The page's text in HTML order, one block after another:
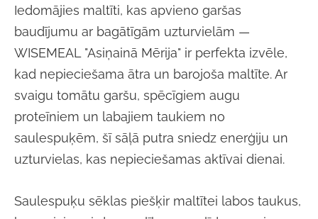
Iedomājies maltīti, kas apvieno garšas
baudījumu ar bagātīgām uzturvielām —
WISEMEAL "Asiņainā Mērija" ir perfekta izvēle,
kad nepieciešama ātra un barojoša maltīte. Ar
svaigu tomātu garšu, spēcīgiem augu
proteīniem un labajiem taukiem no
saulespuķēm, šī sāļā putra sniedz enerģiju un
uzturvielas, kas nepieciešamas aktīvai dienai.
Saulespuķu sēklas piešķir maltītei labos taukus,